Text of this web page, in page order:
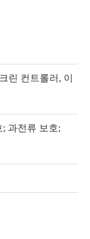
린 컨트롤러, 이
과전류 보호;